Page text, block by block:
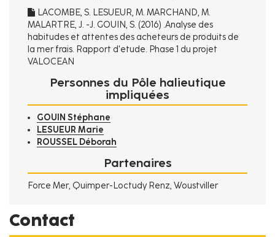
LACOMBE, S. LESUEUR, M. MARCHAND, M.
MALARTRE, J. -J. GOUIN, S. (2016) .Analyse des
habitudes et attentes des acheteurs de produits de
la mer frais. Rapport d'etude. Phase 1 du projet
VALOCEAN
Personnes du Pôle halieutique
impliquées
GOUIN Stéphane
LESUEUR Marie
ROUSSEL Déborah
Partenaires
Force Mer, Quimper-Loctudy Renz, Woustviller
Contact